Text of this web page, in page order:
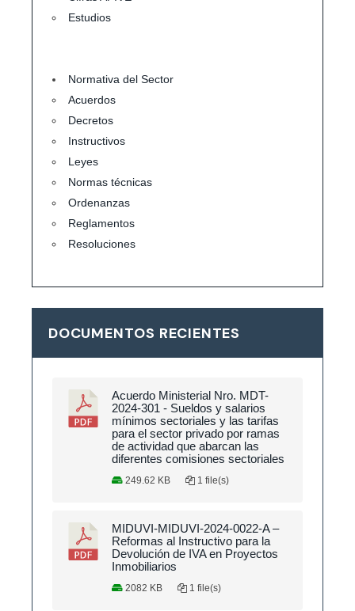
Estudios
Normativa del Sector
Acuerdos
Decretos
Instructivos
Leyes
Normas técnicas
Ordenanzas
Reglamentos
Resoluciones
DOCUMENTOS RECIENTES
Acuerdo Ministerial Nro. MDT-
2024-301 - Sueldos y salarios
mínimos sectoriales y las tarifas
para el sector privado por ramas
de actividad que abarcan las
diferentes comisiones sectoriales
249.62 KB 1 file(s)
MIDUVI-MIDUVI-2024-0022-A –
Reformas al Instructivo para la
Devolución de IVA en Proyectos
Inmobiliarios
2082 KB 1 file(s)